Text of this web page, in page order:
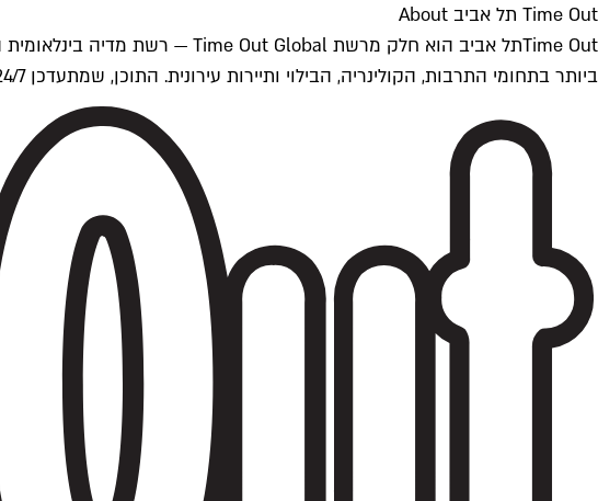
Time Out תל אביב About
ביותר בתחומי התרבות, הקולינריה, הבילוי ותיירות עירונית. התוכן, שמתעדכן 24/7, נכתב ונערך על ידי צוות עיתונאים מקצועי מקומי בישראל, בהתאם לסטנדרטים של Time Out העולמית.